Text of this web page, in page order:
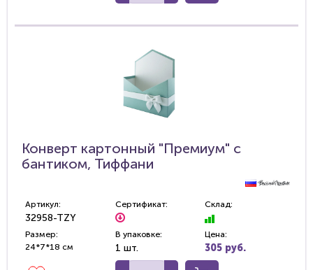
Конверт картонный "Премиум" с
бантиком, Тиффани
Артикул:
32958-TZY
Сертификат: Склад:
Размер:
24*7*18 см
В упаковке:
1 шт.
Цена:
305 руб.